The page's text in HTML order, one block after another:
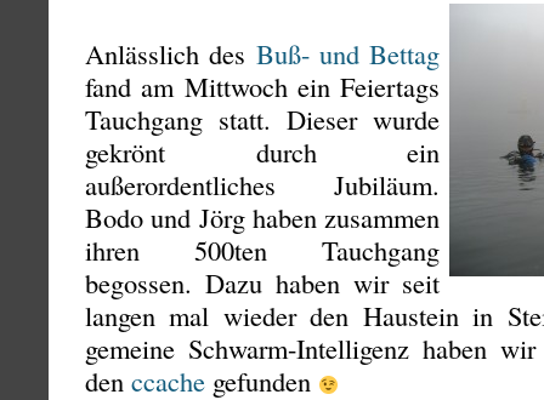
Anlässlich des Buß- und Bettag
fand am Mittwoch ein Feiertags
Tauchgang statt. Dieser wurde
gekrönt durch ein
außerordentliches Jubiläum.
Bodo und Jörg haben zusammen
ihren 500ten Tauchgang
begossen. Dazu haben wir seit
langen mal wieder den Haustein in
gemeine Schwarm-Intelligenz haben
den ccache gefunden